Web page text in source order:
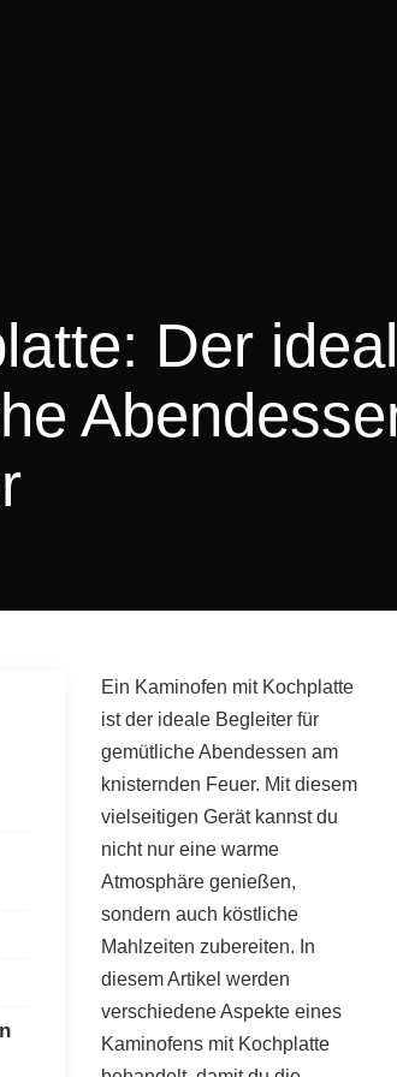
Der
Ein Kaminofen mit Kochplatte
ist der ideale Begleiter für
gemütliche Abendessen am
knisternden Feuer. Mit diesem
vielseitigen Gerät kannst du
nicht nur eine warme
Atmosphäre genießen,
sondern auch köstliche
Mahlzeiten zubereiten. In
diesem Artikel werden
verschiedene Aspekte eines
Kaminofens mit Kochplatte